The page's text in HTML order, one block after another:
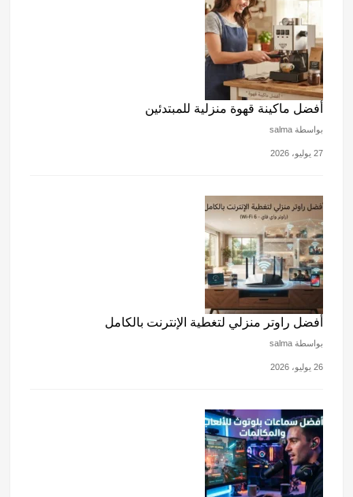
أفضل ماكينة قهوة منزلية للمبتدئين
بواسطة salma
27 يوليو، 2026
أفضل راوتر منزلي لتغطية الإنترنت بالكامل
بواسطة salma
26 يوليو، 2026
أفضل سماعات بلوتوث للألعاب والمكالمات
بواسطة salma
25 يوليو، 2026